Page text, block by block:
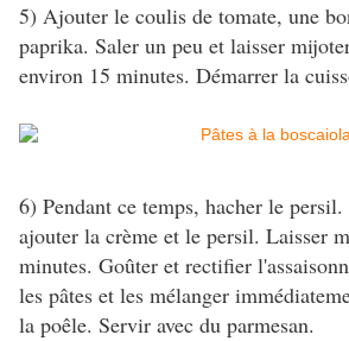
5) Ajouter le coulis de tomate, une
paprika. Saler un peu et laisser
environ 15 minutes. Démarrer la
6) Pendant ce temps, hacher le
ajouter la crème et le persil. Laisser
minutes. Goûter et rectifier
les pâtes et les mélanger
la poêle. Servir avec du parmesan.